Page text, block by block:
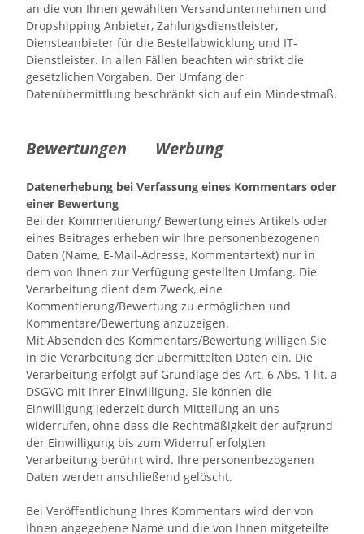
an die von Ihnen gewählten Versandunternehmen und
Dropshipping Anbieter, Zahlungsdienstleister,
Diensteanbieter für die Bestellabwicklung und IT-
Dienstleister. In allen Fällen beachten wir strikt die
gesetzlichen Vorgaben. Der Umfang der
Datenübermittlung beschränkt sich auf ein Mindestmaß.
Bewertungen Werbung
Datenerhebung bei Verfassung eines Kommentars oder
einer Bewertung
Bei der Kommentierung/ Bewertung eines Artikels oder
eines Beitrages erheben wir Ihre personenbezogenen
Daten (Name, E-Mail-Adresse, Kommentartext) nur in
dem von Ihnen zur Verfügung gestellten Umfang. Die
Verarbeitung dient dem Zweck, eine
Kommentierung/Bewertung zu ermöglichen und
Kommentare/Bewertung anzuzeigen.
Mit Absenden des Kommentars/Bewertung willigen Sie
in die Verarbeitung der übermittelten Daten ein. Die
Verarbeitung erfolgt auf Grundlage des Art. 6 Abs. 1 lit. a
DSGVO mit Ihrer Einwilligung. Sie können die
Einwilligung jederzeit durch Mitteilung an uns
widerrufen, ohne dass die Rechtmäßigkeit der aufgrund
der Einwilligung bis zum Widerruf erfolgten
Verarbeitung berührt wird. Ihre personenbezogenen
Daten werden anschließend gelöscht.
Bei Veröffentlichung Ihres Kommentars wird der von
Ihnen angegebene Name und die von Ihnen mitgeteilte